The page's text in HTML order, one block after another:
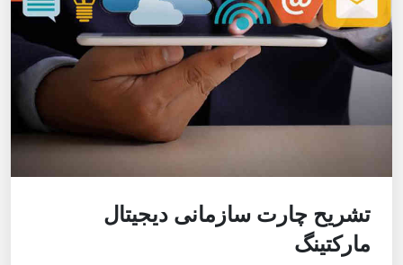
تشریح چارت سازمانی دیجیتال
مارکتینگ